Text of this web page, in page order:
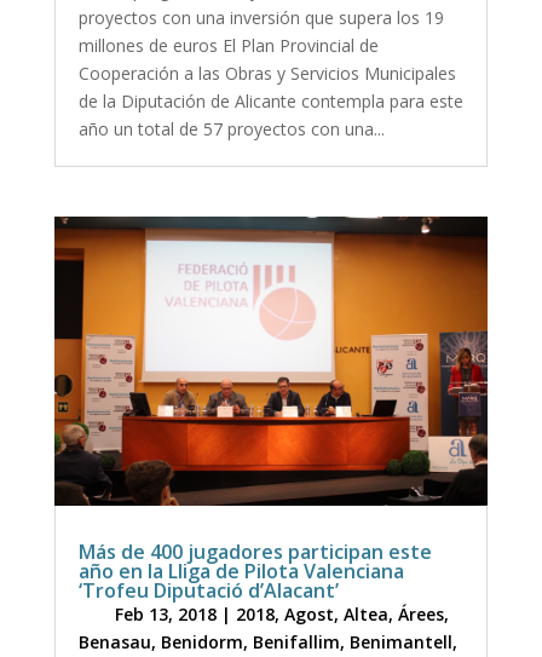
proyectos con una inversión que supera los 19
millones de euros El Plan Provincial de
Cooperación a las Obras y Servicios Municipales
de la Diputación de Alicante contempla para este
año un total de 57 proyectos con una...
Más de 400 jugadores participan este
año en la Lliga de Pilota Valenciana
‘Trofeu Diputació d’Alacant’
Feb 13, 2018| 2018, Agost, Altea, Árees,
Benasau, Benidorm, Benifallim, Benimantell,